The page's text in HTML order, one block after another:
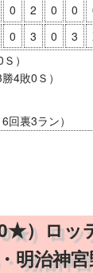
0 2 0 0
0 3 0 3
）
4敗0Ｓ）
回裏3ラン）
）ロッ
明治神